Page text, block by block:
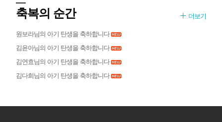
축복의 순간 더보기
원보라님의 아기 탄생을 축하합니다
김윤아님의 아기 탄생을 축하합니다
김연효님의 아기 탄생을 축하합니다
김다희님의 아기 탄생을 축하합니다